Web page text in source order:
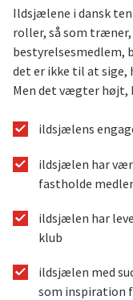
Ildsjælene i dansk
roller, så som
bestyrelsesmedlem,
det er ikke til at
Men det vægter
ildsjælens
ildsjælen har
fastholde
ildsjælen har
klub
ildsjælen med
som inspiration